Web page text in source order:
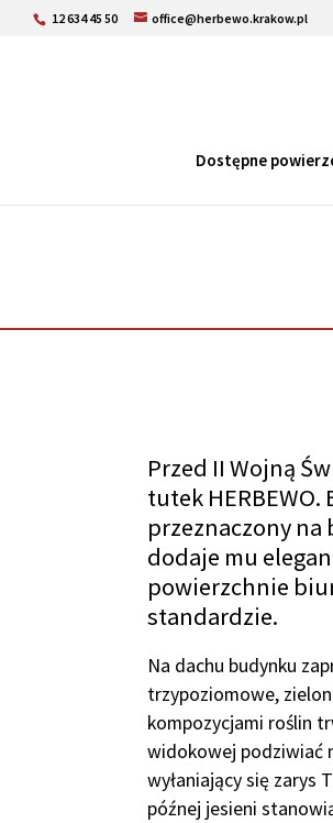
12 634 45 50 office@herbewo.krakow.pl
Dostępne
Przed II Wojną
tutek
przeznaczony na
dodaje mu
powierzchnie
standardzie.
Na dachu budynku
trzypoziomowe,
kompozycjami roślin
widokowej podziwiać
wyłaniający się zarys
późnej jesieni